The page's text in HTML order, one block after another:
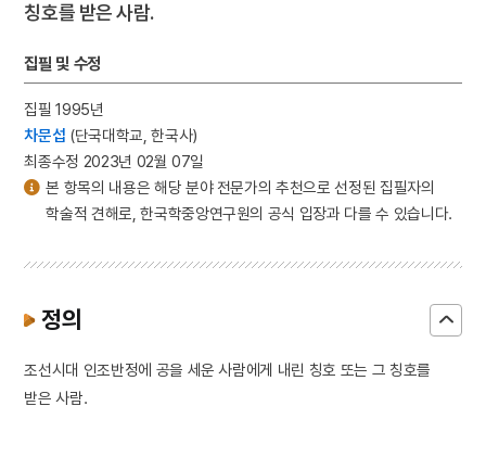
칭호를 받은 사람.
집필 및 수정
집필 1995년
차문섭 (단국대학교, 한국사)
최종수정 2023년 02월 07일
본 항목의 내용은 해당 분야 전문가의 추천으로 선정된 집필자의
학술적 견해로, 한국학중앙연구원의 공식 입장과 다를 수 있습니다.
정의
조선시대 인조반정에 공을 세운 사람에게 내린 칭호 또는 그 칭호를
받은 사람.